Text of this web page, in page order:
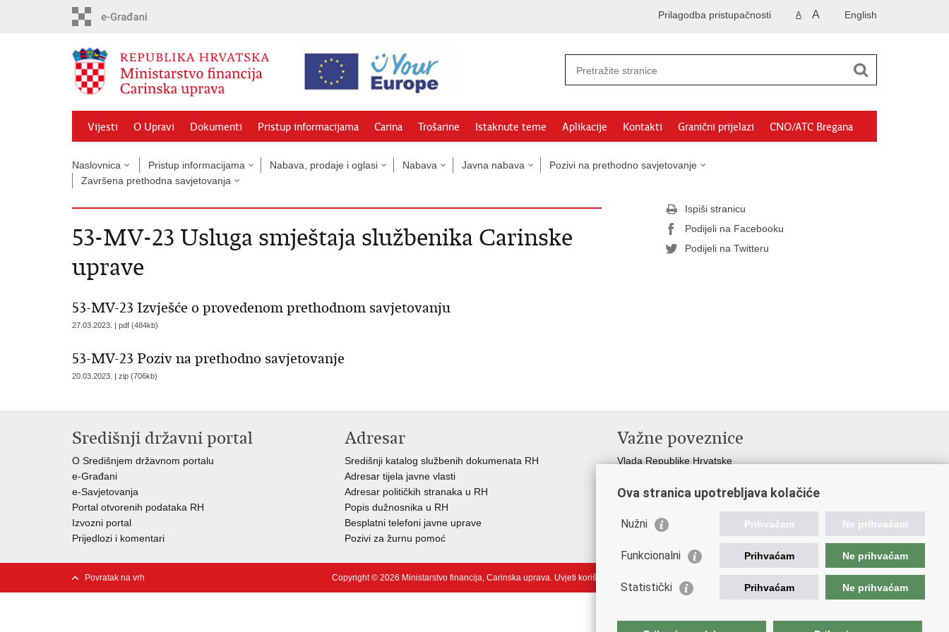
English
A A
Prilagodba pristupačnosti
Vijesti O Upravi Dokumenti Pristup informacijama Carina Trošarine Istaknute teme Aplikacije Kontakti Granični prijelazi CNO/ATC Bregana
Naslovnica Pristup informacijama Nabava, prodaje i oglasi Nabava Javna nabava
Pozivi na prethodno savjetovanje
Završena prethodna savjetovanja
53-MV-23 Usluga smještaja službenika Carinske
uprave
53-MV-23 Izvješće o provedenom prethodnom savjetovanju
27.03.2023. | pdf (484kb)
53-MV-23 Poziv na prethodno savjetovanje
20.03.2023. | zip (706kb)
Ispiši stranicu
Podijeli na Facebooku
Podijeli na Twitteru
Središnji državni portal
O Središnjem državnom portalu
e-Građani
e-Savjetovanja
Portal otvorenih podataka RH
Izvozni portal
Prijedlozi i komentari
Adresar
Središnji katalog službenih dokumenata RH
Adresar tijela javne vlasti
Adresar političkih stranaka u RH
Popis dužnosnika u RH
Besplatni telefoni javne uprave
Pozivi za žurnu pomoć
Važne poveznice
Vlada Republike Hrvatske
Europska komisija
Taxation and Customs Union
Povratak na vrh Copyright © 2026 Ministarstvo financija, Carinska uprava. Uvjeti korištenja
Ova stranica upotrebljava kolačiće
Nužni Prihvaćam Ne prihvaćam
Funkcionalni Prihvaćam Ne prihvaćam
Statistički Prihvaćam Ne prihvaćam